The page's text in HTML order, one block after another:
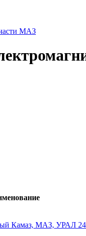
МАЗ
Камаз, МАЗ, УРАЛ